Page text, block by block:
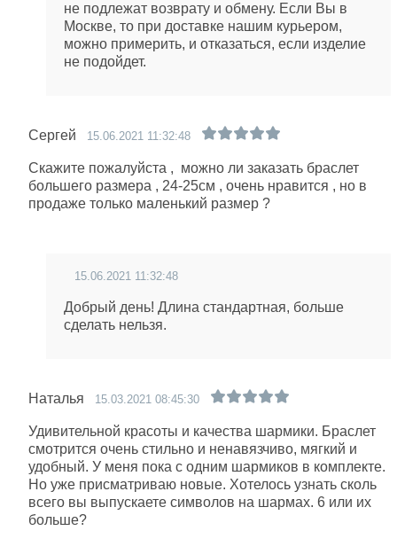
не подлежат возврату и обмену. Если Вы в
Москве, то при доставке нашим курьером,
можно примерить, и отказаться, если изделие
не подойдет.
Сергей 15.06.2021 11:32:48
Скажите пожалуйста , можно ли заказать браслет
большего размера , 24-25см , очень нравится , но в
продаже только маленький размер ?
15.06.2021 11:32:48
Добрый день! Длина стандартная, больше
сделать нельзя.
Наталья 15.03.2021 08:45:30
Удивительной красоты и качества шармики. Браслет
смотрится очень стильно и ненавязчиво, мягкий и
удобный. У меня пока с одним шармиков в комплекте.
Но уже присматриваю новые. Хотелось узнать сколь
всего вы выпускаете символов на шармах. 6 или их
больше?